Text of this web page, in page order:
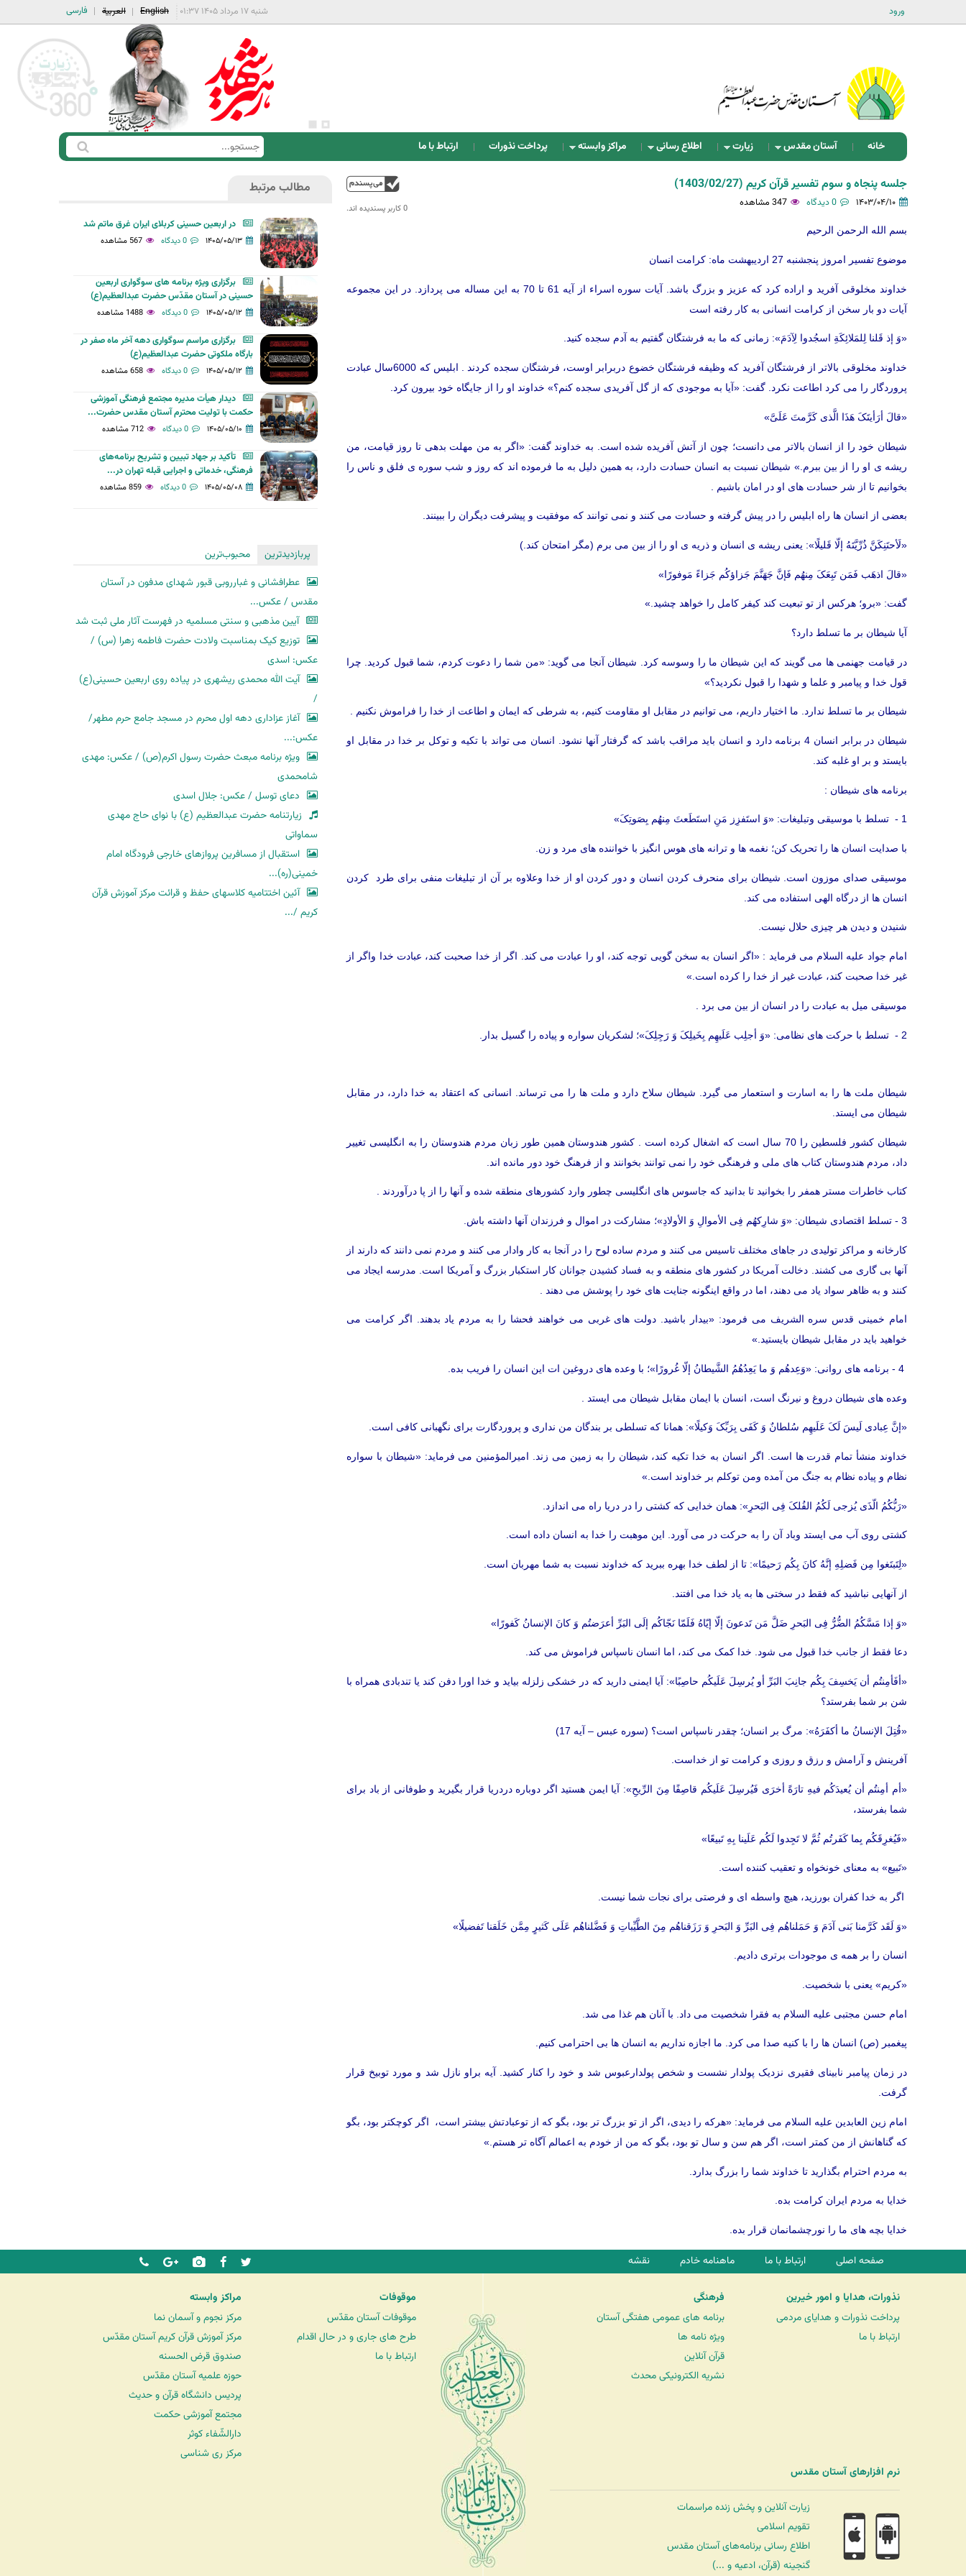
ورود فارسی العربية English شنبه ۱۷ مرداد ۱۴۰۵ ۰۱:۳۷
خانه آستان مقدس زیارت اطلاع رسانی مراکز وابسته پرداخت نذورات ارتباط با ما
ف
ر
ج
س
ج
س
ت
0 کاربر پسندیده اند.‎
جلسه پنجاه و سوم تفسیر قرآن کریم (1403/02/27)
۱۴۰۳/۰۴/۱۰ 0 دیدگاه 347 مشاهده
بسم الله الرحمن الرحیم
موضوع تفسیر امروز پنجشنبه 27 اردیبهشت ماه: کرامت انسان
خداوند مخلوقی آفرید و اراده کرد که عزیز و بزرگ باشد. آیات سوره اسراء از آیه 61 تا 70 به این مساله می پردازد. در این مجموعه
آیات دو بار سخن از کرامت انسانی به کار رفته است
«وَ إذ قَلنا لِلمَلائِکَةِ اسجُدوا لِآدَمَ»: زمانی که ما به فرشتگان گفتیم به آدم سجده کنید.
خداوند مخلوقی بالاتر از فرشتگان آفرید که وظیفه فرشتگان خضوع دربرابر اوست، فرشتگان سجده کردند . ابلیس که 6000سال عبادت
پروردگار را می کرد اطاعت نکرد. گفت: «آیا به موجودی که از گل آفریدی سجده کنم؟» خداوند او را از جایگاه خود بیرون کرد.
«قالَ أرَأیتَکَ هَذَا الَّذی کَرَّمتَ عَلَیَّ»
شیطان خود را از انسان بالاتر می دانست؛ چون از آتش آفریده شده است. به خداوند گفت: «اگر به من مهلت بدهی تا روز قیامت، من
ریشه ی او را از بین ببرم.» شیطان نسبت به انسان حسادت دارد، به همین دلیل به ما فرموده اند که روز و شب سوره ی فلق و ناس را
بخوانیم تا از شر حسادت های او در امان باشیم .
بعضی از انسان ها راه ابلیس را در پیش گرفته و حسادت می کنند و نمی توانند که موفقیت و پیشرفت دیگران را ببینند.
«لَأحتَنِکَنَّ ذُرِّیَّتَهُ إلّا قَلیلًا»: یعنی ریشه ی انسان و ذریه ی او را از بین می برم (مگر امتحان کند.)
«قالَ اذهَب فَمَن تَبِعَکَ مِنهُم فَإنَّ جَهَنَّمَ جَزاؤکُم جَزاءً مَوفورًا»
گفت: «برو؛ هرکس از تو تبعیت کند کیفر کامل را خواهد چشید.»
آیا شیطان بر ما تسلط دارد؟
در قیامت جهنمی ها می گویند که این شیطان ما را وسوسه کرد. شیطان آنجا می گوید: «من شما را دعوت کردم، شما قبول کردید. چرا
قول خدا و پیامبر و علما و شهدا را قبول نکردید؟»
شیطان بر ما تسلط ندارد. ما اختیار داریم، می توانیم در مقابل او مقاومت کنیم، به شرطی که ایمان و اطاعت از خدا را فراموش نکنیم .
شیطان در برابر انسان 4 برنامه دارد و انسان باید مراقب باشد که گرفتار آنها نشود. انسان می تواند با تکیه و توکل بر خدا در مقابل او
بایستد و بر او غلبه کند.
برنامه های شیطان :
1 - تسلط با موسیقی وتبلیغات: «وَ استَفزِز مَنِ استَطَعتَ مِنهُم بِصَوتِکَ»
با صدایت انسان ها را تحریک کن؛ نغمه ها و ترانه های هوس انگیز با خواننده های مرد و زن.
موسیقی صدای موزون است. شیطان برای منحرف کردن انسان و دور کردن او از خدا وعلاوه بر آن از تبلیغات منفی برای طرد کردن
انسان ها از درگاه الهی استفاده می کند.
شنیدن و دیدن هر چیزی حلال نیست.
امام جواد علیه السلام می فرماید : «اگر انسان به سخن گویی توجه کند، او را عبادت می کند. اگر از خدا صحبت کند، عبادت خدا واگر از
غیر خدا صحبت کند، عبادت غیر از خدا را کرده است.»
موسیقی میل به عبادت را در انسان از بین می برد .
2 - تسلط با حرکت های نظامی: «وَ أجلِب عَلَیهِم بِخَیلِکَ وَ رَجِلِکَ»؛ لشکریان سواره و پیاده را گسیل بدار.
شیطان ملت ها را به اسارت و استعمار می گیرد. شیطان سلاح دارد و ملت ها را می ترساند. انسانی که اعتقاد به خدا دارد، در مقابل
شیطان می ایستد.
شیطان کشور فلسطین را 70 سال است که اشغال کرده است . کشور هندوستان همین طور زبان مردم هندوستان را به انگلیسی تغییر
داد، مردم هندوستان کتاب های ملی و فرهنگی خود را نمی توانند بخوانند و از فرهنگ خود دور مانده اند.
کتاب خاطرات مستر همفر را بخوانید تا بدانید که جاسوس های انگلیسی چطور وارد کشورهای منطقه شده و آنها را از پا درآوردند .
3 - تسلط اقتصادی شیطان: «وَ شارِکهُم فِی الأموالِ وَ الأولادِ»؛ مشارکت در اموال و فرزندان آنها داشته باش.
کارخانه و مراکز تولیدی در جاهای مختلف تاسیس می کنند و مردم ساده لوح را در آنجا به کار وادار می کنند و مردم نمی دانند که دارند از
آنها بی گاری می کشند. دخالت آمریکا در کشور های منطقه و به فساد کشیدن جوانان کار استکبار بزرگ و آمریکا است. مدرسه ایجاد می
کنند و به ظاهر سواد یاد می دهند، اما در واقع اینگونه جنایت های خود را پوشش می دهند .
امام خمینی قدس سره الشریف می فرمود: «بیدار باشید. دولت های غربی می خواهند فحشا را به مردم یاد بدهند. اگر کرامت می
خواهید باید در مقابل شیطان بایستید.»
وعده های شیطان دروغ و نیرنگ است، انسان با ایمان مقابل شیطان می ایستد .
«إنَّ عِبادی لَیسَ لَکَ عَلَیهِم سُلطانٌ وَ کَفَی بِرَبِّکَ وَکیلًا»: همانا که تسلطی بر بندگان من نداری و پروردگارت برای نگهبانی کافی است.
خداوند منشأ تمام قدرت ها است. اگر انسان به خدا تکیه کند، شیطان را به زمین می زند. امیرالمؤمنین می فرماید: «شیطان با سواره
نظام و پیاده نظام به جنگ من آمده ومن توکلم بر خداوند است.»
«رَبُّکُمُ الّذَی یُزجی لَکُمُ الفُلکَ فِی البَحرِ»: همان خدایی که کشتی را در دریا راه می اندازد.
کشتی روی آب می ایستد وباد آن را به حرکت در می آورد. این موهبت را خدا به انسان داده است.
«لِتَبتَغوا مِن فَضلِهِ إنَّهُ کانَ بِکُم رَحیمًا»: تا از لطف خدا بهره ببرید که خداوند نسبت به شما مهربان است.
از آنهایی نباشید که فقط در سختی ها به یاد خدا می افتند.
«وَ إذا مَسَّکُمُ الضُّرُّ فِی البَحرِ ضَلَّ مَن تَدعونَ إلّا إیّاهُ فَلَمّا نَجّاکُم إلَی البَرِّ أعرَضتُم وَ کانَ الإنسانُ کَفورًا»
دعا فقط از جانب خدا قبول می شود. خدا کمک می کند، اما انسان ناسپاس فراموش می کند.
«أفَأمِنتُم أن یَخسِفَ بِکُم جانِبَ البَرِّ أو یُرسِلَ عَلَیکُم حاصِبًا»: آیا ایمنی دارید که در خشکی زلزله بیاید و خدا اورا دفن کند یا تندبادی همراه با
شن بر شما بفرستد؟
«قُتِلَ الإنسانُ ما أکفَرَهُ»: مرگ بر انسان؛ چقدر ناسپاس است؟ (سوره عبس – آیه 17)
آفرینش و آرامش و رزق و روزی و کرامت تو از خداست.
«أم أمِنتُم أن یُعیدَکُم فیهِ تارَةً أخرَی فَیُرسِلَ عَلَیکُم قاصِفًا مِنَ الرِّیحِ»: آیا ایمن هستید اگر دوباره دردریا قرار بگیرید و طوفانی از باد برای
شما بفرستد،
«فَیُغرِقَکُم بِما کَفَرتُم ثُمَّ لا تَجِدوا لَکُم عَلَینا بِهِ تَبیعًا»
«تَبیع» به معنای خونخواه و تعقیب کننده است.
اگر به خدا کفران بورزید، هیچ واسطه ای و فرصتی برای نجات شما نیست.
«وَ لَقَد کَرَّمنا بَنی آدَمَ وَ حَمَلناهُم فِی البَرِّ وَ البَحرِ وَ رَزَقناهُم مِنَ الطَّیِّباتِ وَ فَضَّلناهُم عَلَی کَثیرٍ مِمَّن خَلَقنا تَفضیلًا»
انسان را بر همه ی موجودات برتری دادیم.
«کریم» یعنی با شخصیت.
امام حسن مجتبی علیه السلام به فقرا شخصیت می داد. با آنان هم غذا می شد.
پیغمبر (ص) انسان ها را با کنیه صدا می کرد. ما اجازه نداریم به انسان ها بی احترامی کنیم.
در زمان پیامبر نابینای فقیری نزدیک پولدار نشست و شخص پولدارعبوس شد و خود را کنار کشید. آیه براو نازل شد و مورد توبیخ قرار
گرفت.
امام زین العابدین علیه السلام می فرماید: «هرکه را دیدی، اگر از تو بزرگ تر بود، بگو که از توعبادتش بیشتر است، اگر کوچکتر بود، بگو
که گناهانش از من کمتر است، اگر هم سن و سال تو بود، بگو که من از خودم به اعمالم آگاه تر هستم.»
به مردم احترام بگذارید تا خداوند شما را بزرگ بدارد.
خدایا به مردم ایران کرامت بده.
خدایا بچه های ما را نورچشمانمان قرار بده.
مطالب مرتبط
در اربعین حسینی کربلای ایران غرق ماتم شد
۱۴۰۵/۰۵/۱۳ 0 دیدگاه 567 مشاهده
برگزاری ویژه برنامه های سوگواری اربعین
حسینی در آستان مقدّس حضرت عبدالعظیم(ع)
۱۴۰۵/۰۵/۱۲ 0 دیدگاه 1488 مشاهده
برگزاری مراسم سوگواری دهه آخر ماه صفر در
بارگاه ملکوتی حضرت عبدالعظیم(ع)
۱۴۰۵/۰۵/۱۲ 0 دیدگاه 658 مشاهده
دیدار هیأت مدیره مجتمع فرهنگی آموزشی
حکمت با تولیت محترم آستان مقدس حضرت...
۱۴۰۵/۰۵/۱۰ 0 دیدگاه 712 مشاهده
تأکید بر جهاد تبیین و تشریح برنامه‌های
فرهنگی، خدماتی و اجرایی قبله تهران در...
۱۴۰۵/۰۵/۰۸ 0 دیدگاه 859 مشاهده
پربازدیدترین
محبوب‌ترین
عطرافشانی و غبارروبی قبور شهدای مدفون در آستان
مقدس / عکس...
آیین مذهبی و سنتی مسلمیه در فهرست آثار ملی ثبت شد
توزیع کیک بمناسبت ولادت حضرت فاطمه زهرا (س) /
عکس: اسدی
آیت الله محمدی ریشهری در پیاده روی اربعین حسینی(ع)
/
آغاز عزاداری دهه اول محرم در مسجد جامع حرم مطهر/
عکس:...
ویژه برنامه مبعث حضرت رسول اکرم(ص) / عکس: مهدی
شامحمدی
دعای توسل / عکس: جلال اسدی
زیارتنامه حضرت عبدالعظیم (ع) با نوای حاج مهدی
سماواتی
استقبال از مسافرین پروازهای خارجی فرودگاه امام
خمینی(ره)...
آئین اختتامیه کلاسهای حفظ و قرائت مرکز آموزش قرآن
کریم /...
صفحه اصلی ارتباط با ما ماهنامه خادم نقشه
نذورات، هدایا و امور خیرین
پرداخت نذورات و هدایای مردمی
ارتباط با ما
فرهنگی
برنامه های عمومی هفتگی آستان
ویژه نامه ها
قرآن آنلاین
نشریه الکترونیکی محدث
موقوفات
موقوفات آستان مقدّس
طرح های جاری و در حال اقدام
ارتباط با ما
مراکز وابسته
مرکز نجوم و آسمان نما
مرکز آموزش قرآن کریم آستان مقدّس
صندوق قرض الحسنه
حوزه علمیه آستان مقدّس
پردیس دانشگاه قرآن و حدیث
مجتمع آموزشی حکمت
دارالشّفاء کوثر
مرکز ری شناسی
نرم افزارهای آستان مقدس
زیارت آنلاین و پخش زنده مراسمات
تقویم اسلامی
اطلاع رسانی برنامه‌های آستان مقدس
گنجینه (قرآن، ادعیه و ...)